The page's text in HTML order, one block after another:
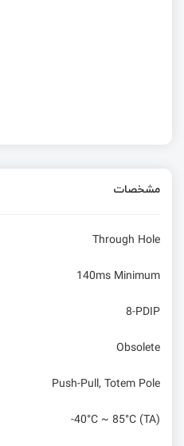
مشخصات
Through Hole
140ms Minimum
8-PDIP
Obsolete
Push-Pull, Totem Pole
-40°C ~ 85°C (TA)